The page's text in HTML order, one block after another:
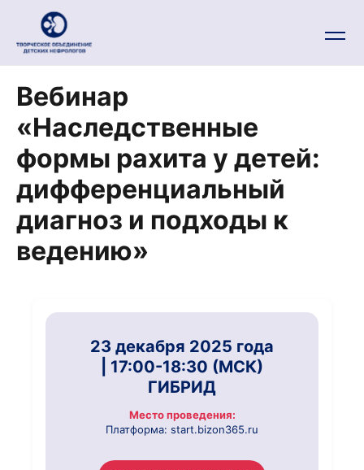
Вебинар
«Наследственные
формы рахита у детей:
дифференциальный
диагноз и подходы к
ведению»
23 декабря 2025 года
| 17:00-18:30 (МСК)
ГИБРИД
Место проведения:
Платформа: start.bizon365.ru